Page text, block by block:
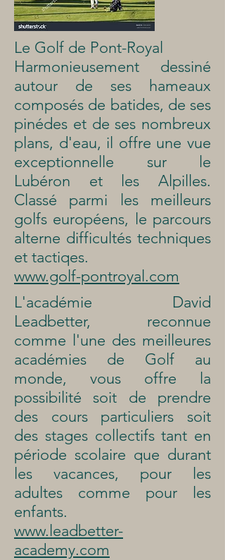
Le Golf de Pont-Royal
Harmonieusement dessiné
autour de ses hameaux
composés de batides, de ses
pinédes et de ses nombreux
plans, d'eau, il offre une vue
exceptionnelle sur le
Lubéron et les Alpilles.
Classé parmi les meilleurs
golfs européens, le parcours
alterne difficultés techniques
et tactiqes.
www.golf-pontroyal.com
L'académie David
Leadbetter, reconnue
comme l'une des meilleures
académies de Golf au
monde, vous offre la
possibilité soit de prendre
des cours particuliers soit
des stages collectifs tant en
période scolaire que durant
les vacances, pour les
adultes comme pour les
enfants.
www.leadbetter-
academy.com